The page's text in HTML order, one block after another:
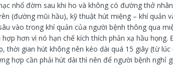
nhổ đờm sau khi ho và không có đường thở
(đường mũi hầu), kỹ thuật hút miệng – khí quản
vào trong khí quản của người bệnh thông qua
hơn vì nó hạn chế kích thích phản xạ hầu họng.
thời gian hút không nên kéo dài quá 15 giây (từ lúc
hợp cần phải hút dài thì nên để người bệnh nghỉ